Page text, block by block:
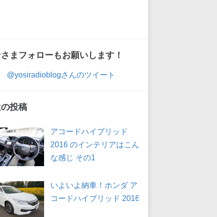
まフォローもお願いします！
@yosiradioblogさんのツイート
投稿
アコードハイブリッド
2016 のインテリアはこん
な感じ その1
いよいよ納車！ホンダ ア
コードハイブリッド 2016